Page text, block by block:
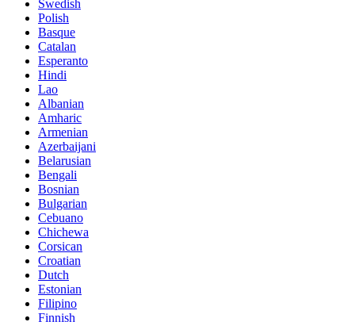
Swedish
Polish
Basque
Catalan
Esperanto
Hindi
Lao
Albanian
Amharic
Armenian
Azerbaijani
Belarusian
Bengali
Bosnian
Bulgarian
Cebuano
Chichewa
Corsican
Croatian
Dutch
Estonian
Filipino
Finnish